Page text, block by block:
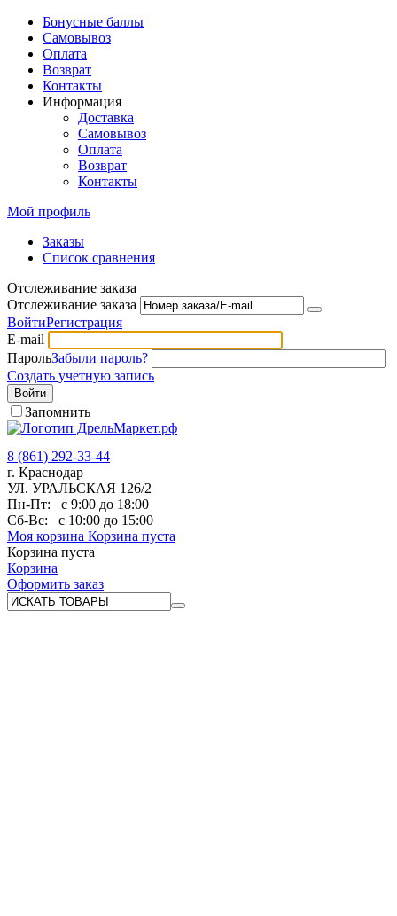
Бонусные баллы
Самовывоз
Оплата
Возврат
Контакты
Информация
Доставка
Самовывоз
Оплата
Возврат
Контакты
Мой профиль
Заказы
Список сравнения
Отслеживание заказа
Отслеживание заказа
ВойтиРегистрация
E-mail
ПарольЗабыли пароль?
Создать учетную запись
Войти
Запомнить
8 (861) 292-33-44
г. Краснодар
УЛ. УРАЛЬСКАЯ 126/2
Пн-Пт:
с 9:00 до 18:00
Сб-Вс:
с 10:00 до 15:00
Моя корзина Корзина пуста
Корзина пуста
Корзина
Оформить заказ